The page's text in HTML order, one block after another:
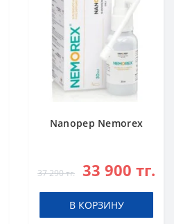
Nanopep Nemorex
37 290 тг. 33 900 тг.
В КОРЗИНУ